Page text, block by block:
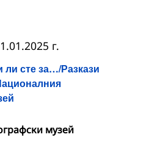
ли сте за…/Разкази
г.
музей